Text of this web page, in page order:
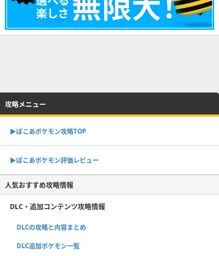
攻略メニュー
▶︎ぽこあポケモン攻略TOP
▶︎ぽこあポケモン評価レビュー
人気おすすめ攻略情報
DLC・追加コンテンツ攻略情報
DLCの攻略と内容まとめ
DLC追加ポケモン一覧